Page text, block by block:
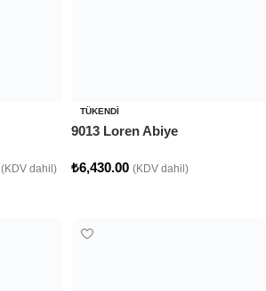
(KDV dahil)
TÜKENDI
9013 Loren Abiye
₺6,430.00 (KDV dahil)